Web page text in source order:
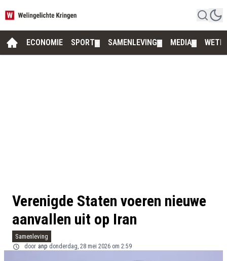
ECONOMIE SPORT SAMENLEVING MEDIA
Verenigde Staten voeren nieuwe
aanvallen uit op Iran
Samenleving
door anp donderdag, 28 mei 2026 om 2:59